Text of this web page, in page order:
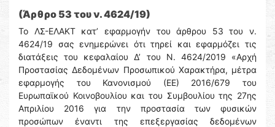
(Άρθρο 53 του ν. 4624/19)
Το ΛΣ-ΕΛΑΚΤ κατ’ εφαρμογήν του άρθρου 53 του ν.
4624/19 σας ενημερώνει ότι τηρεί και εφαρμόζει τις
διατάξεις του κεφαλαίου Δ’ του N. 4624/2019 «Αρχή
Προστασίας Δεδομένων Προσωπικού Χαρακτήρα, μέτρα
εφαρμογής του Κανονισμού (ΕΕ) 2016/679 του
Ευρωπαϊκού Κοινοβουλίου και του Συμβουλίου της 27ης
Απριλίου 2016 για την προστασία των φυσικών
προσώπων έναντι της επεξεργασίας δεδομένων